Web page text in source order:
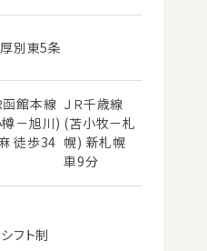
別東5条
函館本線
－旭川)
徒歩34
ＪＲ千歳線
(苫小牧－札
幌) 新札幌
車9分
フト制